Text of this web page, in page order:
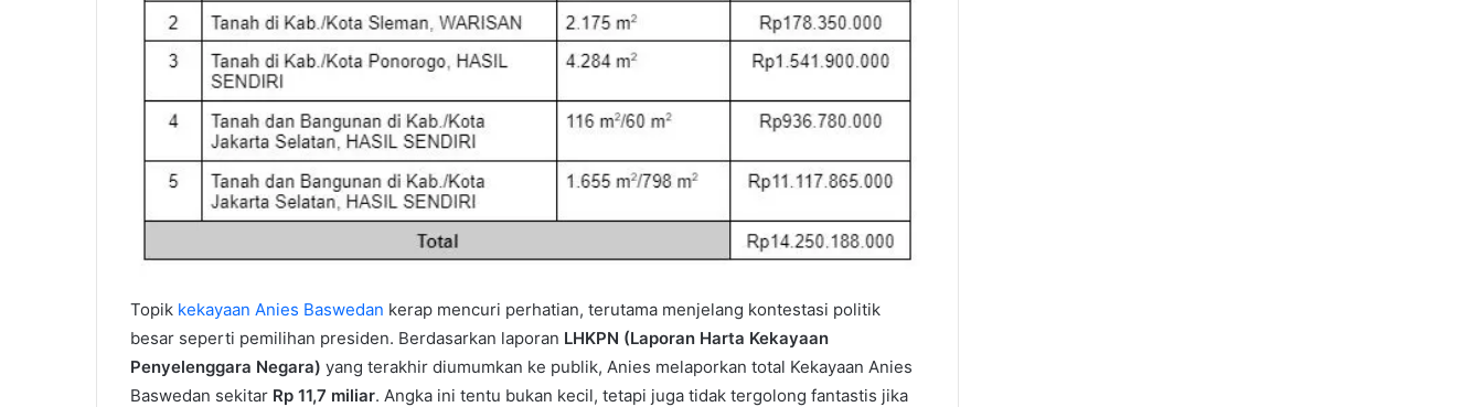
Topik kekayaan Anies Baswedan kerap mencuri perhatian, terutama menjelang kontestasi politik
besar seperti pemilihan presiden. Berdasarkan laporan LHKPN (Laporan Harta Kekayaan
Penyelenggara Negara) yang terakhir diumumkan ke publik, Anies melaporkan total Kekayaan Anies
Baswedan sekitar Rp 11,7 miliar. Angka ini tentu bukan kecil, tetapi juga tidak tergolong fantastis jika